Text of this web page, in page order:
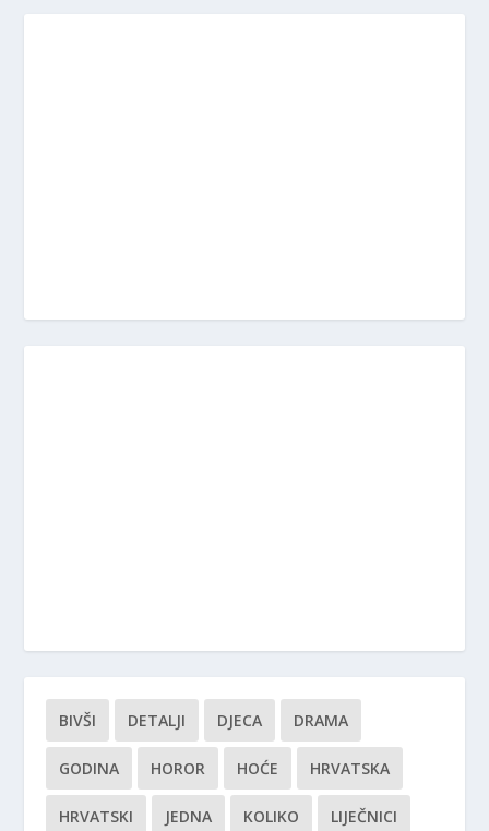
BIVŠI DETALJI DJECA DRAMA
GODINA HOROR HOĆE HRVATSKA
HRVATSKI JEDNA KOLIKO LIJEČNICI